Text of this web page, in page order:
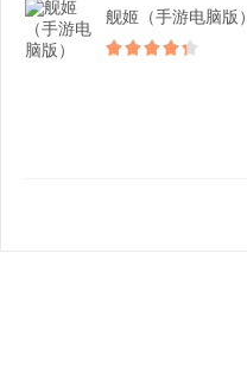
舰姬（手游电脑版）